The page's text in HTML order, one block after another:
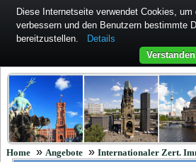
Home » Angebote » Internationaler Zert.
Diese Internetseite verwendet Cookies,
verbessern und den Benutzern bestimmte
bereitzustellen.
Details
Verstanden